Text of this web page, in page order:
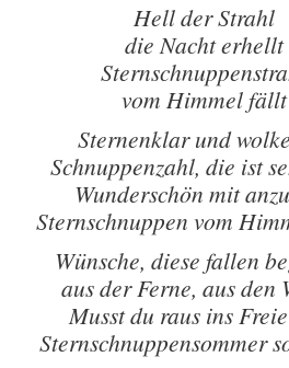
Hell der Strahl
die Nacht erhellt
vom Himmel fällt
Sternenklar und
Schnuppenzahl, die ist
Wunderschön mit
Sternschnuppen vom
Wünsche, diese fallen
aus der Ferne, aus den
Musst du raus ins
Sternschnuppensommer